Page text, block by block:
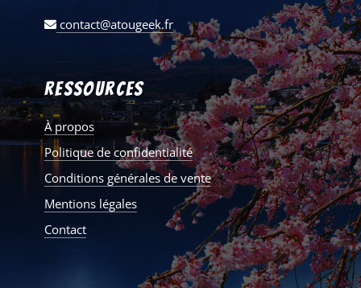
contact@atougeek.fr
Ressources
À propos
Politique de confidentialité
Conditions générales de vente
Mentions légales
Contact